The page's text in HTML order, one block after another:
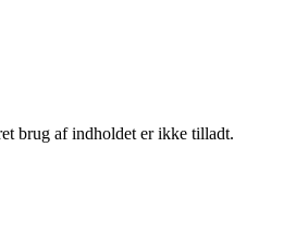
brug af indholdet er ikke tilladt.